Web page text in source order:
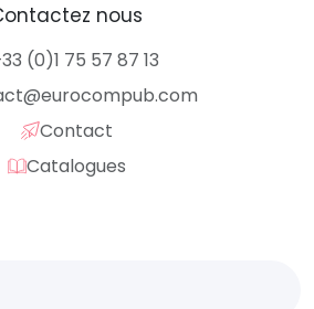
nous
(0)1 75 57 87 13
Contact
Catalogues